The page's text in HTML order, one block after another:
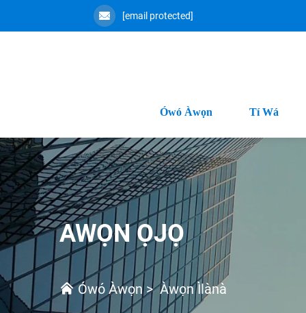
[email protected]
Ówó Àwọn Tí Wá
AWỌN ỌJỌ
Ówó Àwọn>Àwọn Ìlànà